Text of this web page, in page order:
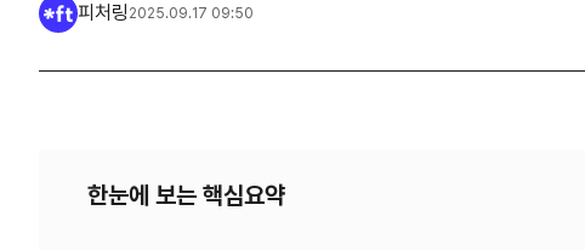
피처링 2025.09.17 09:50
한눈에 보는 핵심요약